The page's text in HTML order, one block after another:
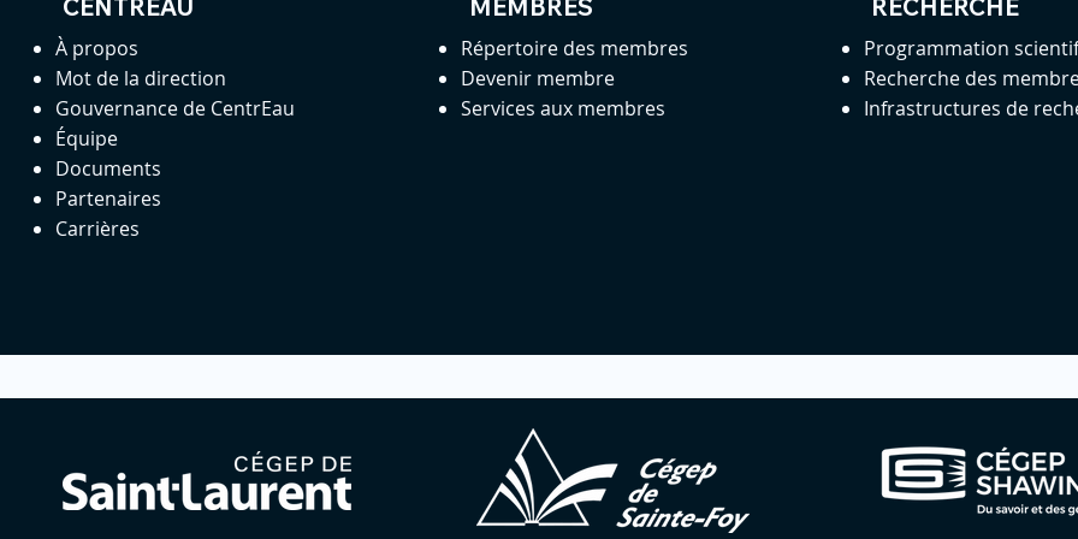
CENTREAU
À propos
Mot de la direction
Gouvernance de CentrEau
Équipe
Documents
Partenaires
Carrières
MEMBRES
Répertoire des membres
Devenir membre
Services aux membres
RECHERCHE
Programmation
Recherche des
Infrastructures de